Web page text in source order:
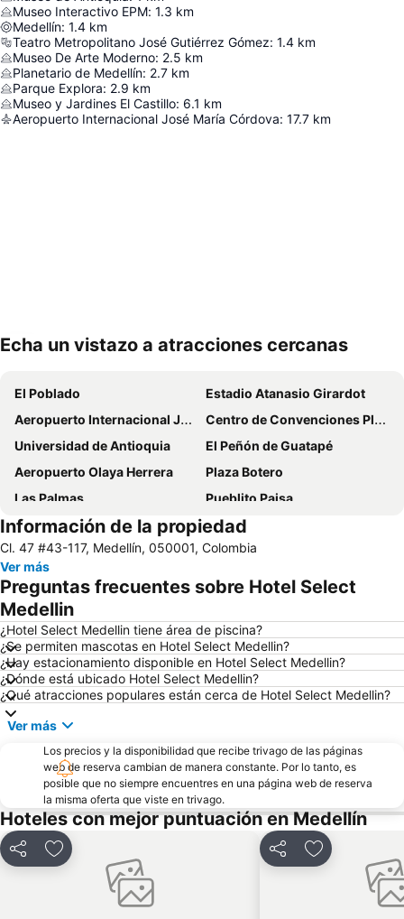
Museo Interactivo EPM: 1.3 km
Medellín: 1.4 km
Teatro Metropolitano José Gutiérrez Gómez: 1.4 km
Museo De Arte Moderno: 2.5 km
Planetario de Medellín: 2.7 km
Parque Explora: 2.9 km
Museo y Jardines El Castillo: 6.1 km
Aeropuerto Internacional José María Córdova: 17.7 km
Echa un vistazo a atracciones cercanas
El Poblado
Estadio Atanasio Girardot
Aeropuerto Internacional José María Córdova
Centro de Convenciones Plaza Mayor
Universidad de Antioquia
El Peñón de Guatapé
Aeropuerto Olaya Herrera
Plaza Botero
Las Palmas
Pueblito Paisa
Parque Comercial El Tesoro
Centro Comercial Oviedo
Parque Lleras
Comfama Rionegro - Pueblo Tutucán
Feria de las Flores
Parque Explora
Jardín Botánico Joaquín Antonio Uribe
Parque de los Pies Descalzos
Parque de los Deseos
El Prado
Valle de Llanogrande
La Avanzada
Parque San Antonio
Parque el Berrío
Cerro Nutibara
Popular
Parque Zoológico Santa Fe
Edificio Coltejer
Parque Arvi
Medellin Christmas Lighting
La Torre
Plaza de Cisneros
Calle Carabobo
Planetario de Medellín
Granizal
Villa Guadalupe
Información de la propiedad
Cl. 47 #43-117, Medellín, 050001, Colombia
Ver más
Preguntas frecuentes sobre Hotel Select
Medellin
¿Hotel Select Medellin tiene área de piscina?
¿Se permiten mascotas en Hotel Select Medellin?
¿Hay estacionamiento disponible en Hotel Select Medellin?
¿Dónde está ubicado Hotel Select Medellin?
¿Qué atracciones populares están cerca de Hotel Select Medellin?
Ver más
Los precios y la disponibilidad que recibe trivago de las páginas
web de reserva cambian de manera constante. Por lo tanto, es
posible que no siempre encuentres en una página web de reserva
la misma oferta que viste en trivago.
Hoteles con mejor puntuación en Medellín
CompartirAgregar a favoritos CompartirAgregar a